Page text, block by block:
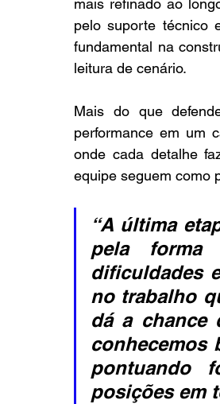
mais refinado ao
pelo suporte técnico
fundamental na
leitura de cenário.
Mais do que
performance em um
onde cada detalhe
equipe seguem como
“A última
pela forma
dificuldades
no trabalho
dá a chance
conhecemos
pontuando
posições em